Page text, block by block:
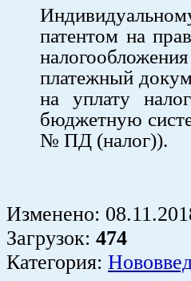
патентом на
платежный
на уплату
бюджетную
№ ПД (налог)).
Изменено:
Загрузок: 474
Категория: